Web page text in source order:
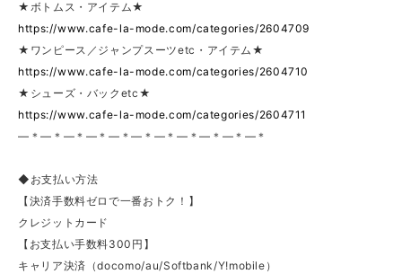
★ボトムス・アイテム★
https://www.cafe-la-mode.com/categories/2604709
★ワンピース／ジャンプスーツetc・アイテム★
https://www.cafe-la-mode.com/categories/2604710
★シューズ・バックetc★
https://www.cafe-la-mode.com/categories/2604711
—＊—＊—＊—＊—＊—＊—＊—＊—＊—＊—＊
◆お支払い方法
【決済手数料ゼロで一番おトク！】
クレジットカード
【お支払い手数料300円】
キャリア決済（docomo/au/Softbank/Y!mobile）